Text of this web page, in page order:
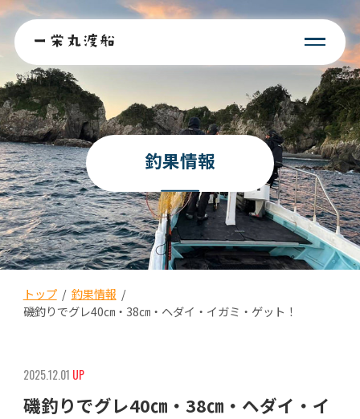
釣果情報
トップ/ 釣果情報 /
磯釣りでグレ40㎝・38㎝・ヘダイ・イガミ・ゲット！
2025.12.01 UP
磯釣りでグレ40㎝・38㎝・ヘダイ・イ